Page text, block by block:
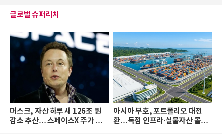
글로벌 슈퍼리치
머스크, 자산 하루 새 126조 원
감소 추산… 스페이스X 주가 하
아시아 부호, 포트폴리오 대전
환…독점 인프라·실물자산 몰린